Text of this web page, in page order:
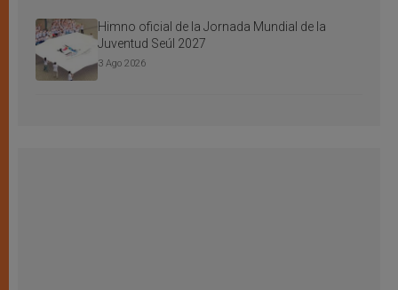
Himno oficial de la Jornada Mundial de la
Juventud Seúl 2027
3 Ago 2026